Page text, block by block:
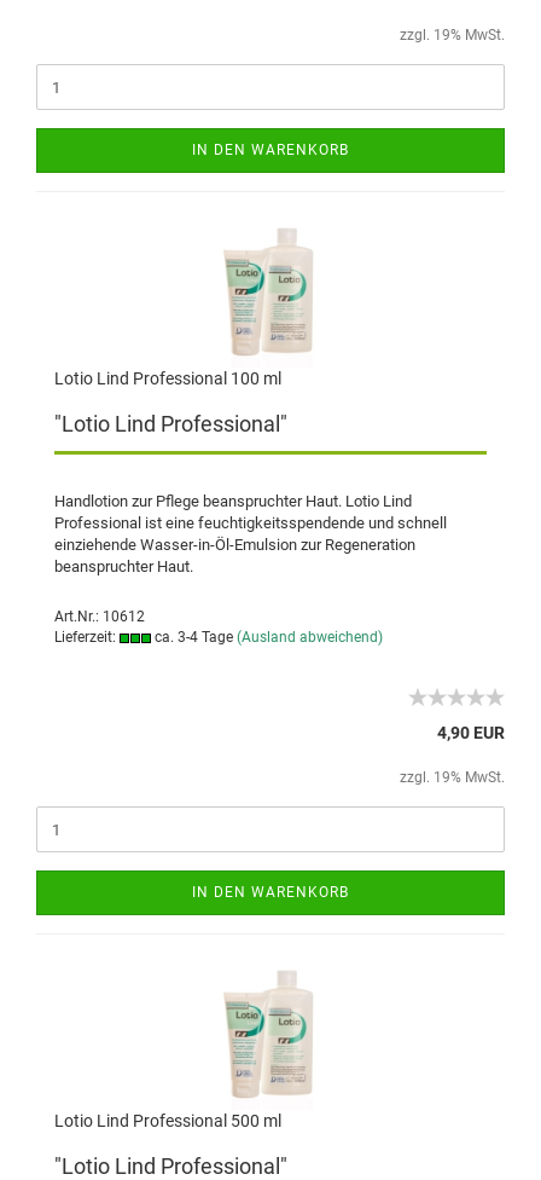
zzgl. 19% MwSt.
IN DEN WARENKORB
Lotio Lind Professional 100 ml
"Lotio Lind Professional"
Handlotion zur Pflege beanspruchter Haut. Lotio Lind
Professional ist eine feuchtigkeitsspendende und schnell
einziehende Wasser-in-Öl-Emulsion zur Regeneration
beanspruchter Haut.
Art.Nr.: 10612
Lieferzeit:
ca. 3-4 Tage (Ausland abweichend)
4,90 EUR
zzgl. 19% MwSt.
IN DEN WARENKORB
Lotio Lind Professional 500 ml
"Lotio Lind Professional"